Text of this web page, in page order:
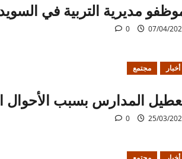
مديرية التربية في
07/04/
0
أخبار مجتمع
المدارس بسبب الأحوال
25/03/
0